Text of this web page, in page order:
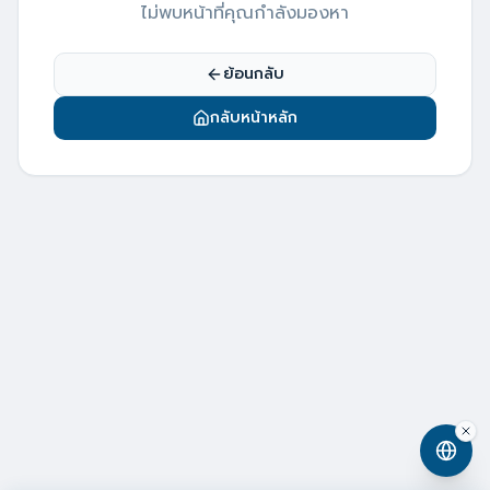
ไม่พบหน้าที่คุณกำลังมองหา
ย้อนกลับ
กลับหน้าหลัก